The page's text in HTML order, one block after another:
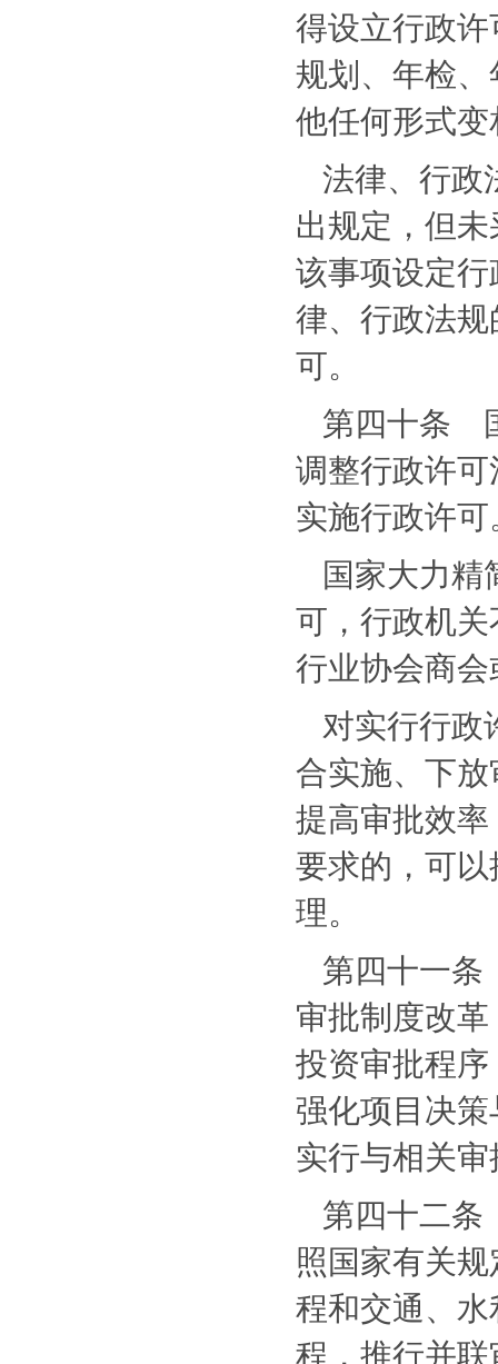
得设立行政
规划、年检
他任何形式
法律、行政
出规定，但
该事项设定
律、行政法
可。
第四十条
调整行政许
实施行政许可
国家大力精
可，行政机
行业协会商
对实行行政
合实施、下
提高审批效
要求的，可
理。
第四十一
审批制度改
投资审批程
强化项目决
实行与相关
第四十二
照国家有关
程和交通、
程，推行并